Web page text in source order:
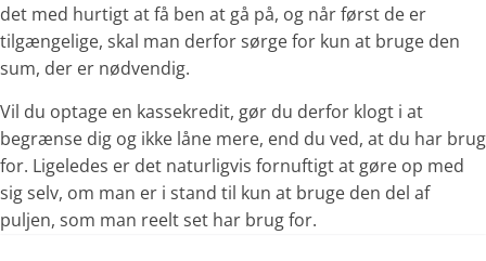
det med hurtigt at få ben at gå på, og når først de er
tilgængelige, skal man derfor sørge for kun at bruge den
sum, der er nødvendig.
Vil du optage en kassekredit, gør du derfor klogt i at
begrænse dig og ikke låne mere, end du ved, at du har brug
for. Ligeledes er det naturligvis fornuftigt at gøre op med
sig selv, om man er i stand til kun at bruge den del af
puljen, som man reelt set har brug for.